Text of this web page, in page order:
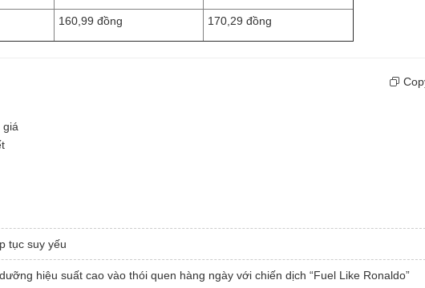
160,99 đồng 170,29 đồng
giá
tục suy yếu
hiệu suất cao vào thói quen hàng ngày với chiến dịch “Fuel Like Ronaldo”